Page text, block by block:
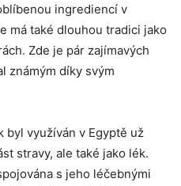
ingrediencí v
má také dlouhou tradici jako
Zde je pár ⁢zajímavých
známým​ díky⁢ svým
byl využíván v Egyptě už
stravy, ale také jako lék.​
s jeho léčebnými‍